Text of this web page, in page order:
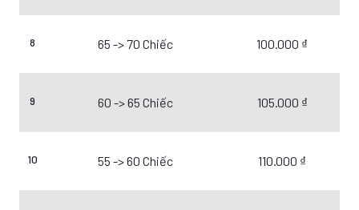
8 65 -> 70 Chiếc 100.000 ₫
9 60 -> 65 Chiếc 105.000 ₫
10 55 -> 60 Chiếc 110.000 ₫